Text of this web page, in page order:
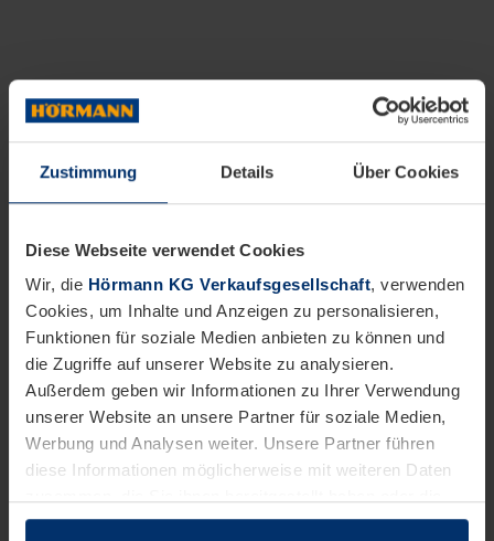
Zustimmung Details Über Cookies
Diese Webseite verwendet Cookies
Wir, die Hörmann KG Verkaufsgesellschaft, verwenden
Cookies, um Inhalte und Anzeigen zu personalisieren,
Funktionen für soziale Medien anbieten zu können und
die Zugriffe auf unserer Website zu analysieren.
Außerdem geben wir Informationen zu Ihrer Verwendung
unserer Website an unsere Partner für soziale Medien,
Werbung und Analysen weiter. Unsere Partner führen
diese Informationen möglicherweise mit weiteren Daten
sie im Rahmen Ihrer Nutzung der Dienste gesammelt